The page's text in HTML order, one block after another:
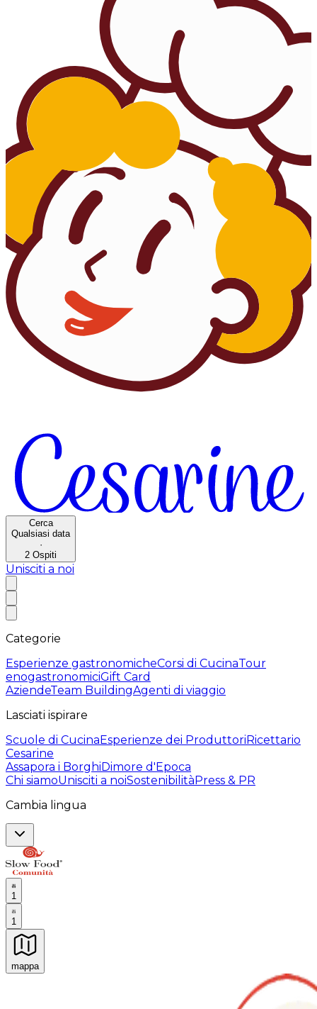
Cerca
Qualsiasi data
·
2 Ospiti
Unisciti a noi
Categorie
Esperienze gastronomicheCorsi di CucinaTour
enogastronomiciGift Card
AziendeTeam BuildingAgenti di viaggio
Lasciati ispirare
Scuole di CucinaEsperienze dei ProduttoriRicettario
Cesarine
Assapora i BorghiDimore d'Epoca
Chi siamoUnisciti a noiSostenibilitàPress & PR
Cambia lingua
1
1
mappa
Esperienze culinarie indimenticabili: Esperienze